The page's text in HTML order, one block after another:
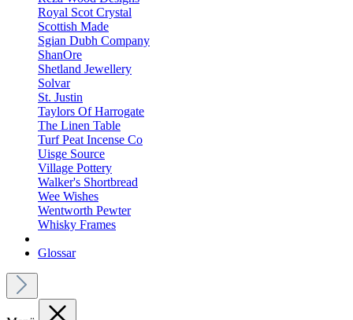
Royal Scot Crystal
Scottish Made
Sgian Dubh Company
ShanOre
Shetland Jewellery
Solvar
St. Justin
Taylors Of Harrogate
The Linen Table
Turf Peat Incense Co
Uisge Source
Village Pottery
Walker's Shortbread
Wee Wishes
Wentworth Pewter
Whisky Frames
Glossar